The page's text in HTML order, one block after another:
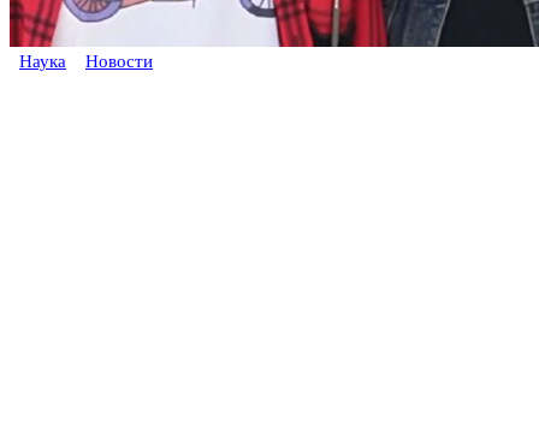
Наука Новости